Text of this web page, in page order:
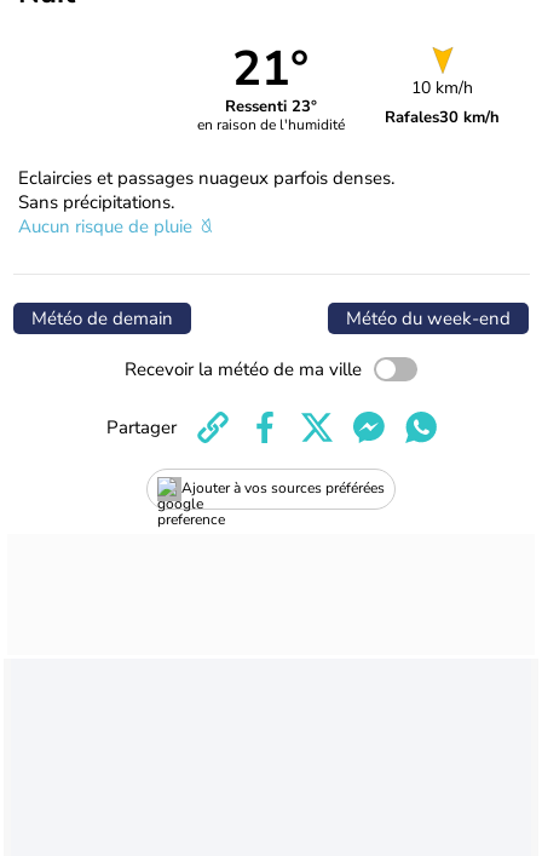
21°
Ressenti 23°
en raison de l'humidité
10 km/h
Rafales30 km/h
Eclaircies et passages nuageux parfois denses.
Sans précipitations.
Aucun risque de pluie
Météo de demain Météo du week-end
Recevoir la météo de ma ville
Ajouter à vos sources préférées
Partager